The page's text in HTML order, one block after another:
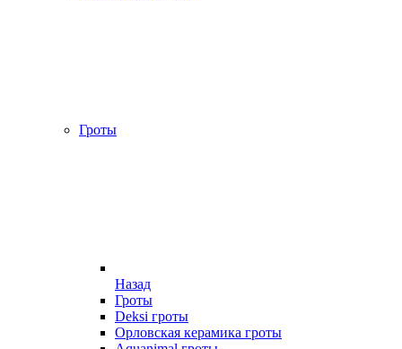
Гроты
Назад
Гроты
Deksi гроты
Орловская керамика гроты